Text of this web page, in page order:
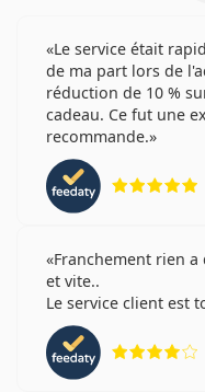
Le service était
de ma part lors de
réduction de 10 %
cadeau. Ce fut une
recommande.
Franchement rien
et vite..
Le service client est